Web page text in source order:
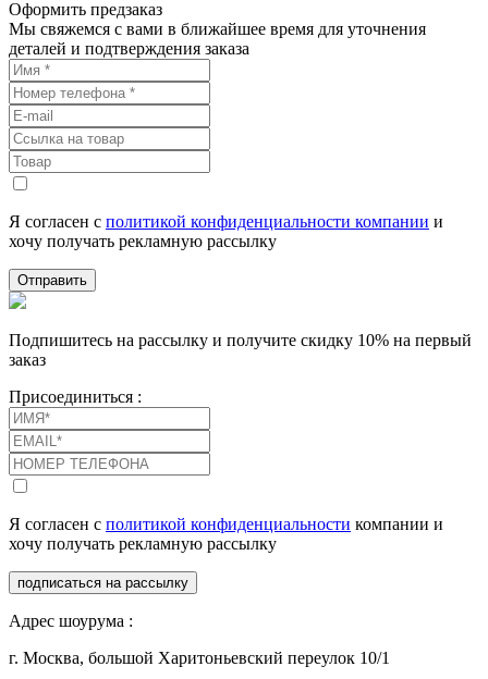
Оформить предзаказ
Мы свяжемся с вами в ближайшее время для уточнения
деталей и подтверждения заказа
Я согласен с политикой конфиденциальности компании и
хочу получать рекламную рассылку
Отправить
Подпишитесь на рассылку и получите скидку 10% на первый
заказ
Присоединиться :
Я согласен с политикой конфиденциальности компании и
хочу получать рекламную рассылку
подписаться на рассылку
Адрес шоурума :
г. Москва, большой Харитоньевский переулок 10/1